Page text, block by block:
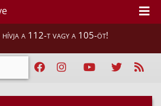
hívja a 112-t vagy a 105-öt!